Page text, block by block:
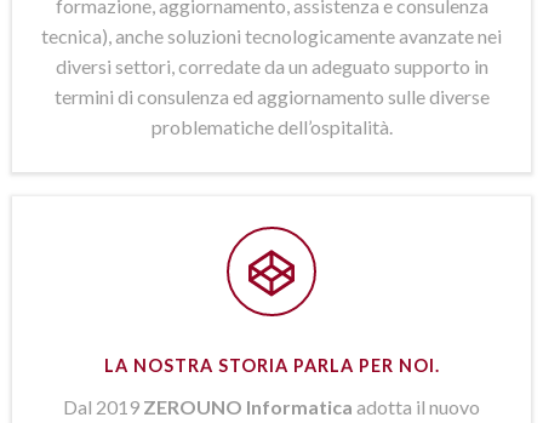
formazione, aggiornamento, assistenza e consulenza
tecnica), anche soluzioni tecnologicamente avanzate nei
diversi settori, corredate da un adeguato supporto in
termini di consulenza ed aggiornamento sulle diverse
problematiche dell’ospitalità.
LA NOSTRA STORIA PARLA PER NOI.
Dal 2019 ZEROUNO Informatica adotta il nuovo